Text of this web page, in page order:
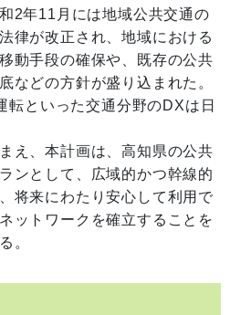
2年11月には地域公共交通の
律が改正され、地域における
動手段の確保や、既存の公共
などの方針が盛り込まれた。
転といった交通分野のDXは日
え、本計画は、高知県の公共
ンとして、広域的かつ幹線的
将来にわたり安心して利用で
ットワークを確立することを
。